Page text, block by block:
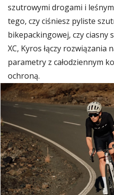
szutrowymi drogami i
tego, czy ciśniesz pyliste
bikepackingowej, czy ciasny
XC, Kyros łączy rozwiązania
parametry z całodziennym
ochroną.